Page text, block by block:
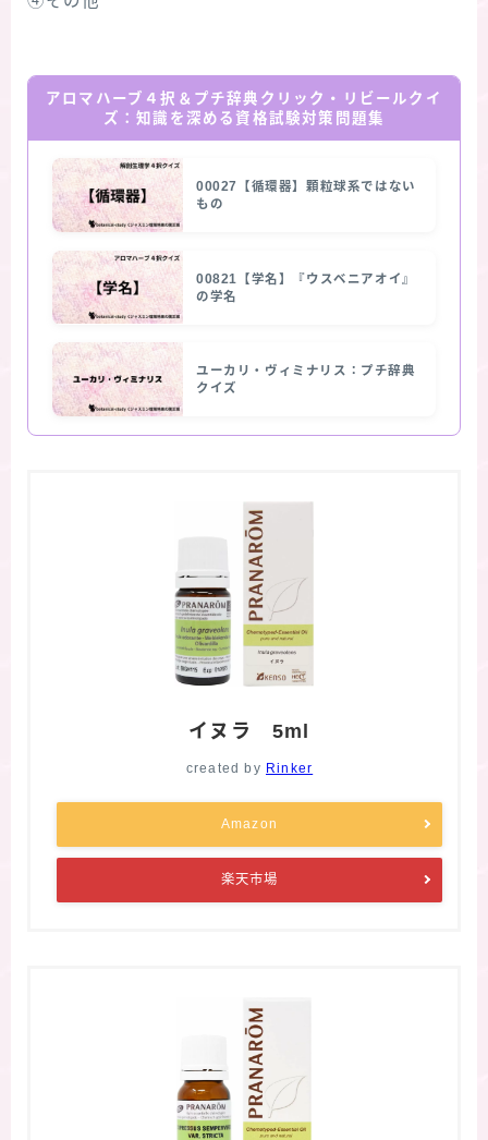
アロマハーブ４択＆プチ辞典クリック・リビールクイ
ズ：知識を深める資格試験対策問題集
00027【循環器】顆粒球系ではない
もの
00821【学名】『ウスベニアオイ』
の学名
ユーカリ・ヴィミナリス：プチ辞典
クイズ
イヌラ 5ml
created by Rinker
Amazon
楽天市場